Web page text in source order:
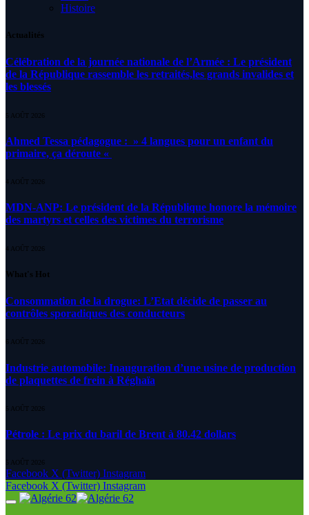
Histoire
Actualités
Célébration de la journée nationale de l’Armée : Le président
de la République rassemble les retraités,les grands invalides et
les blessés
5 AOÛT 2026
Ahmed Tessa pédagogue : » 4 langues pour un enfant du
primaire, ça déroute «
4 AOÛT 2026
MDN-ANP: Le président de la République honore la mémoire
des martyrs et celles des victimes du terrorisme
4 AOÛT 2026
What's Hot
Consommation de la drogue: L’Etat décide de passer au
contrôles sporadiques des conducteurs
6 AOÛT 2026
Industrie automobile: Inauguration d’une usine de production
de plaquettes de frein à Réghaïa
5 AOÛT 2026
Pétrole : Le prix du baril de Brent à 80.42 dollars
5 AOÛT 2026
Facebook X (Twitter) Instagram
Facebook X (Twitter) Instagram